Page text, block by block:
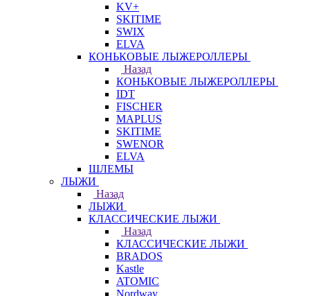
KV+
SKITIME
SWIX
ELVA
КОНЬКОВЫЕ ЛЫЖЕРОЛЛЕРЫ
Назад
КОНЬКОВЫЕ ЛЫЖЕРОЛЛЕРЫ
IDT
FISCHER
MAPLUS
SKITIME
SWENOR
ELVA
ШЛЕМЫ
ЛЫЖИ
Назад
ЛЫЖИ
КЛАССИЧЕСКИЕ ЛЫЖИ
Назад
КЛАССИЧЕСКИЕ ЛЫЖИ
BRADOS
Kastle
ATOMIC
Nordway